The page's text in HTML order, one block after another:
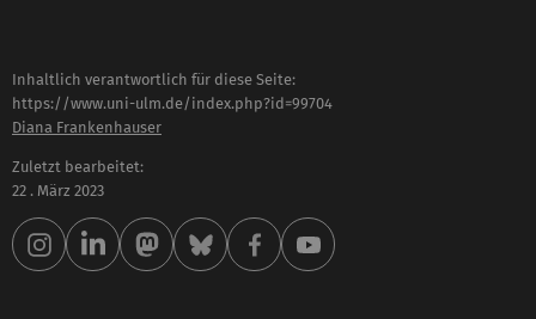
Inhaltlich verantwortlich für diese Seite:
https://www.uni-ulm.de/index.php?id=99704
Diana Frankenhauser
Zuletzt bearbeitet:
22 . März 2023